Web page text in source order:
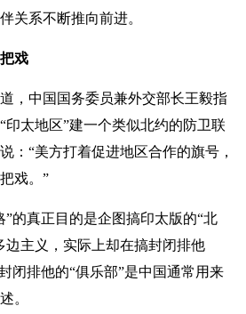
关系不断推向前进。
戏
，中国国务委员兼外交部长王毅指
印太地区”建一个类似北约的防卫联
：“美方打着促进地区合作的旗号，
戏。”
”的真正目的是企图搞印太版的“北
边主义，实际上却在搞封闭排他
闭排他的“俱乐部”是中国通常用来
。